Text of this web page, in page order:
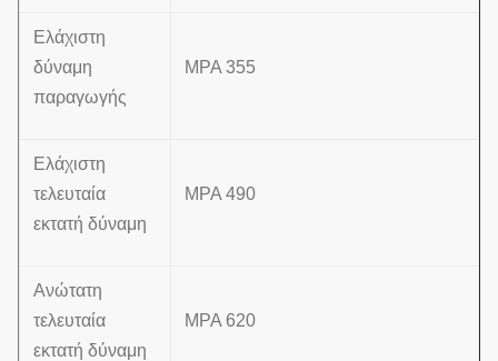
Ελάχιστη
δύναμη
παραγωγής
MPA 355
Ελάχιστη
τελευταία
εκτατή δύναμη
MPA 490
Ανώτατη
τελευταία
εκτατή δύναμη
MPA 620